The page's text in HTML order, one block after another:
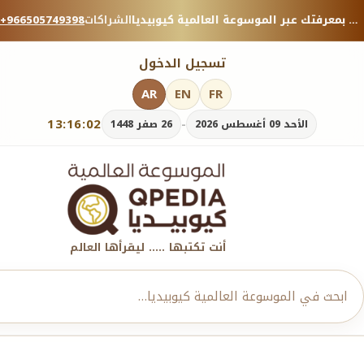
+966505749398الشراكات منصة معرفية موثوقة — شارك بمعرفتك عبر الموسوعة العالمية كيوبيديا.
تسجيل الدخول
13:16:04 الأحد 09 أغسطس 2026 - 26 صفر 1448
AR EN FR
أنت تكتبها ..... ليقرأها العالم